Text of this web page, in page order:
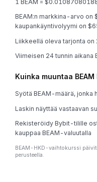
1 BEAM =
BEAM:n markkina-arvo on
kaupankäyntivolyymi on
Liikkeellä oleva tarjonta on
Viimeisen 24 tunnin aikana
Kuinka muuntaa BEAM
Syötä BEAM-määrä, jonka
Laskin näyttää vastaavan
Rekisteröidy Bybit-tilille
kauppaa BEAM-valuutalla
BEAM-HKD-vaihtokurssi
perusteella.